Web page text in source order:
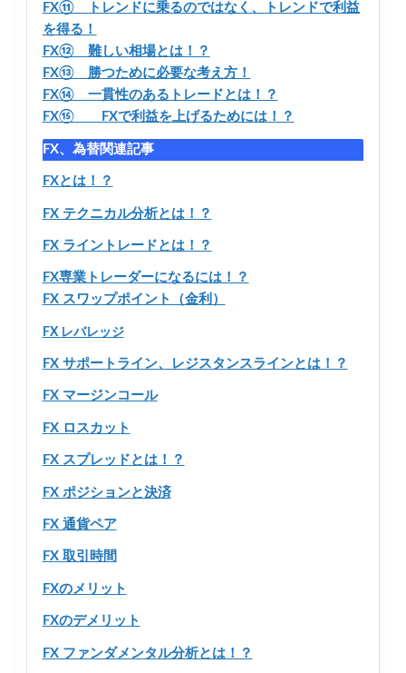
FX⑪ トレンドに乗るのではなく、トレンドで利益
を得る！
FX⑫ 難しい相場とは！？
FX⑬ 勝つために必要な考え方！
FX⑭ 一貫性のあるトレードとは！？
FX⑮ FXで利益を上げるためには！？
FX、為替関連記事
FXとは！？
FX テクニカル分析とは！？
FX ライントレードとは！？
FX専業トレーダーになるには！？
FX スワップポイント（金利）
FX レバレッジ
FX サポートライン、レジスタンスラインとは！？
FX マージンコール
FX ロスカット
FX スプレッドとは！？
FX ポジションと決済
FX 通貨ペア
FX 取引時間
FXのメリット
FXのデメリット
FX ファンダメンタル分析とは！？